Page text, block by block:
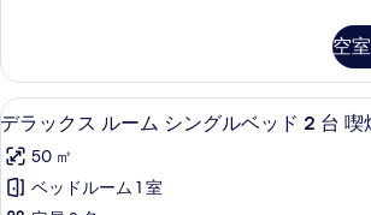
ン
グ
ベ
ッ
ド
ス
ル
ー
キ
ン
空
デ
ラ
ッ
ク
デラックス
5
デラックス ルーム シングルベッド 2 台 喫
50 ㎡
ベッドルーム 1 室